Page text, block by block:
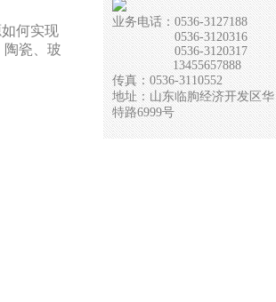
何实现
陶瓷、玻
业务电话：0536-3127188
0536-3120316
0536-3120317
13455657888
传真：0536-3110552
地址：山东临朐经济开发区华
特路6999号